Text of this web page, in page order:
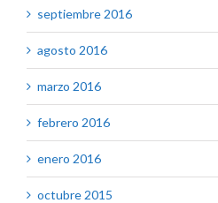
septiembre 2016
agosto 2016
marzo 2016
febrero 2016
enero 2016
octubre 2015